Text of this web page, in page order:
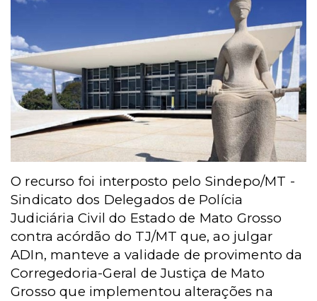
O recurso foi interposto pelo Sindepo/MT -
Sindicato dos Delegados de Polícia
Judiciária Civil do Estado de Mato Grosso
contra acórdão do TJ/MT que, ao julgar
ADIn, manteve a validade de provimento da
Corregedoria-Geral de Justiça de Mato
Grosso que implementou alterações na